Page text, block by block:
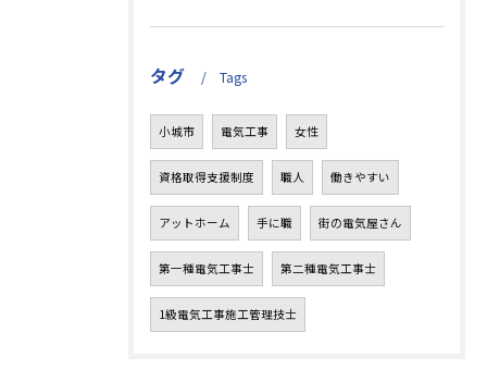
タグ Tags
小城市 電気工事 女性
資格取得支援制度 職人 働きやすい
アットホーム 手に職 街の電気屋さん
第一種電気工事士 第二種電気工事士
1級電気工事施工管理技士